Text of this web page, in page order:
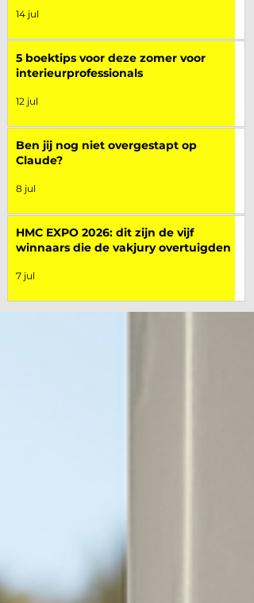
14 jul
5 boektips voor deze zomer voor
interieurprofessionals
12 jul
Ben jij nog niet overgestapt op
Claude?
8 jul
HMC EXPO 2026: dit zijn de vijf
winnaars die de vakjury overtuigden
7 jul